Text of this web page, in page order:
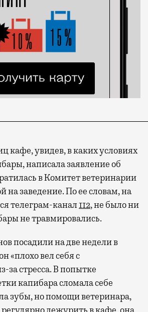
кафе, увидев, в каких условиях
написала заявление об
в Комитет ветеринарии
на заведение. По ее словам, на
телеграм-канал112, не было ни
не травмировались.
посадили на две недели в
«плохо вел себя с
за стресса. В попытке
капибара сломала себе
зубы, но помощи ветеринара,